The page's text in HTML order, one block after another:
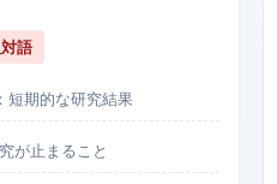
語
短期的な研究結果
が止まること